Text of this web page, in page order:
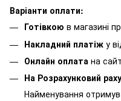
Варіанти оплати:
Готівкою в магазині
Накладний платіж у
Онлайн оплата на
На Розрахунковий
Найменування